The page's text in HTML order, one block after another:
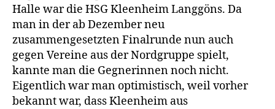
Halle war die HSG Kleenheim Langgöns. Da
man in der ab Dezember neu
zusammengesetzten Finalrunde nun auch
gegen Vereine aus der Nordgruppe spielt,
kannte man die Gegnerinnen noch nicht.
Eigentlich war man optimistisch, weil vorher
bekannt war, dass Kleenheim aus